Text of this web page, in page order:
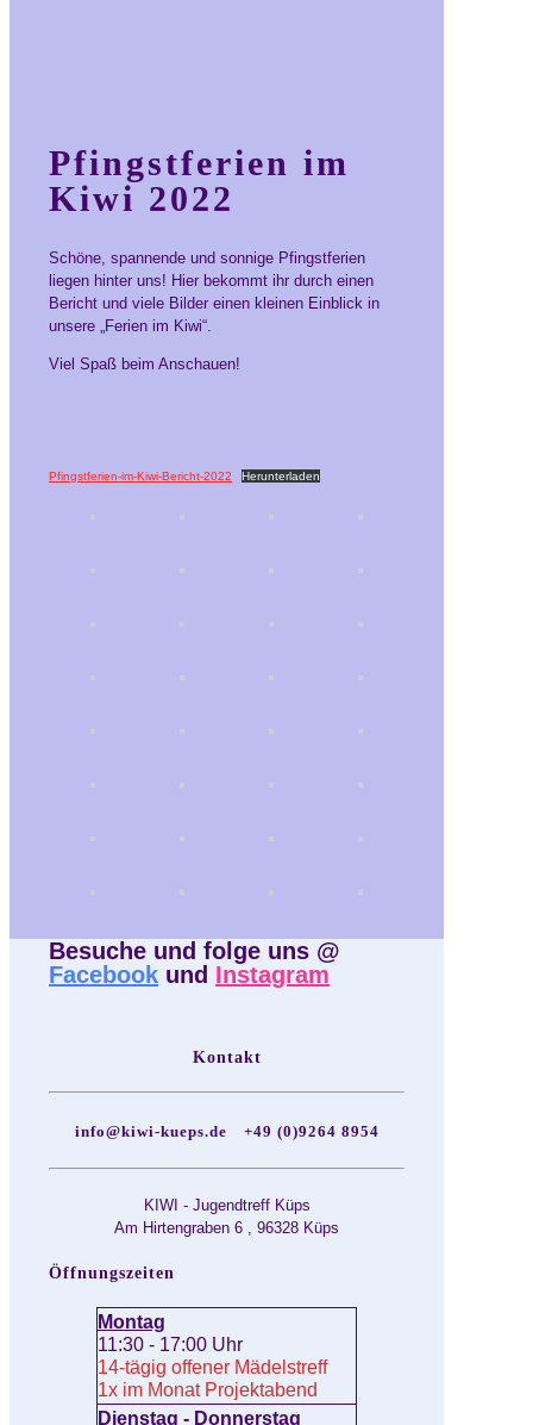
Pfingstferien im
Kiwi 2022
Schöne, spannende und sonnige Pfingstferien
liegen hinter uns! Hier bekommt ihr durch einen
Bericht und viele Bilder einen kleinen Einblick in
unsere „Ferien im Kiwi“.
Viel Spaß beim Anschauen!
Pfingstferien-im-Kiwi-Bericht-2022 Herunterladen
Besuche und folge uns @
Facebook und Instagram
Kontakt
info@kiwi-kueps.de +49 (0)9264 8954
KIWI - Jugendtreff Küps
Am Hirtengraben 6 , 96328 Küps
Öffnungszeiten
Montag
11:30 - 17:00 Uhr
14-tägig offener Mädelstreff
1x im Monat Projektabend
Dienstag - Donnerstag